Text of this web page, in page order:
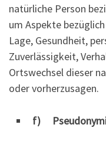
natürliche Person
um Aspekte
Lage, Gesundheit,
Zuverlässigkeit,
Ortswechsel dieser
oder vorherzusagen.
f)